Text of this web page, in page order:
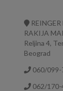
REINGER
RAKIJA
Reljina 4,
Beograd
060/099-
062/